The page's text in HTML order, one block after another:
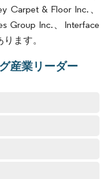
& Floor Inc.、
Group Inc.、Interface
ます。
産業リーダー